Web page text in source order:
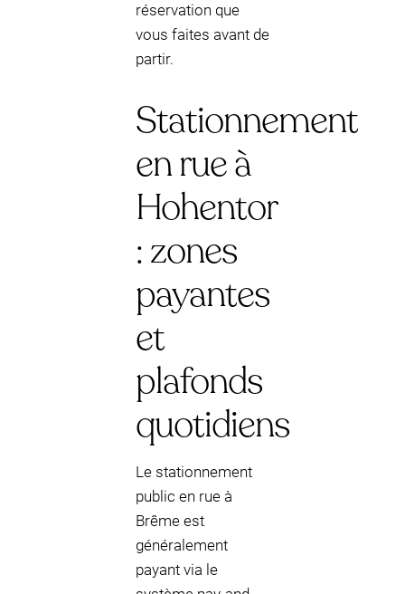
réservation que
vous faites avant de
partir.
Stationnement
en rue à
Hohentor
: zones
payantes
et
plafonds
quotidiens
Le stationnement
public en rue à
Brême est
généralement
payant via le